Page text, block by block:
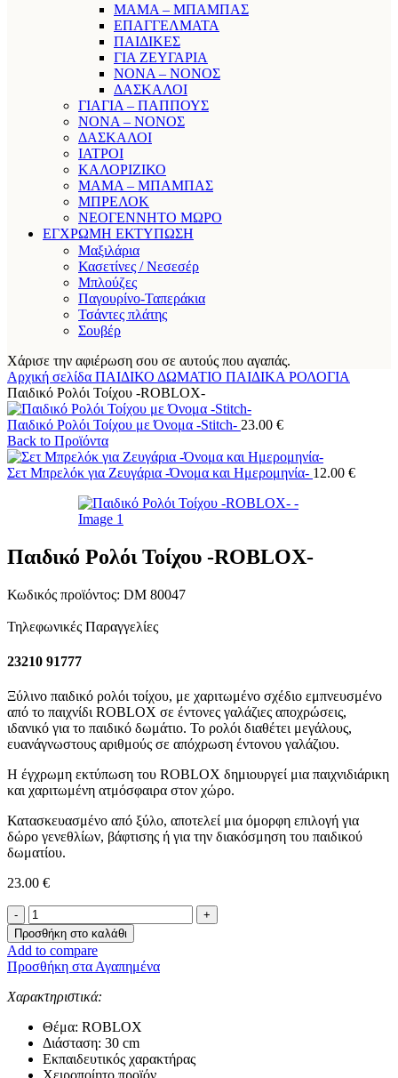
ΜΑΜΑ – ΜΠΑΜΠΑΣ
ΕΠΑΓΓΕΛΜΑΤΑ
ΠΑΙΔΙΚΕΣ
ΓΙΑ ΖΕΥΓΑΡΙΑ
ΝΟΝΑ – ΝΟΝΟΣ
ΔΑΣΚΑΛΟΙ
ΓΙΑΓΙΑ – ΠΑΠΠΟΥΣ
ΝΟΝΑ – ΝΟΝΟΣ
ΔΑΣΚΑΛΟΙ
ΙΑΤΡΟΙ
ΚΑΛΟΡΙΖΙΚΟ
ΜΑΜΑ – ΜΠΑΜΠΑΣ
ΜΠΡΕΛΟΚ
ΝΕΟΓΕΝΝΗΤΟ ΜΩΡΟ
ΕΓΧΡΩΜΗ ΕΚΤΥΠΩΣΗ
Μαξιλάρια
Κασετίνες / Νεσεσέρ
Μπλούζες
Παγουρίνο-Ταπεράκια
Τσάντες πλάτης
Σουβέρ
Χάρισε την αφιέρωση σου σε αυτούς που αγαπάς.
Αρχική σελίδα ΠΑΙΔΙΚΟ ΔΩΜΑΤΙΟ ΠΑΙΔΙΚΑ ΡΟΛΟΓΙΑ
Παιδικό Ρολόι Τοίχου -ROBLOX-
Παιδικό Ρολόι Τοίχου με Όνομα -Stitch- 23.00 €
Back to Προϊόντα
Σετ Μπρελόκ για Ζευγάρια -Όνομα και Ημερομηνία- 12.00 €
Παιδικό Ρολόι Τοίχου -ROBLOX-
Κωδικός προϊόντος: DM 80047
Τηλεφωνικές Παραγγελίες
23210 91777
Ξύλινο παιδικό ρολόι τοίχου, με χαριτωμένο σχέδιο εμπνευσμένο
από το παιχνίδι ROBLOX σε έντονες γαλάζιες αποχρώσεις,
ιδανικό για το παιδικό δωμάτιο. Το ρολόι διαθέτει μεγάλους,
ευανάγνωστους αριθμούς σε απόχρωση έντονου γαλάζιου.
Η έγχρωμη εκτύπωση του ROBLOX δημιουργεί μια παιχνιδιάρικη
και χαριτωμένη ατμόσφαιρα στον χώρο.
Κατασκευασμένο από ξύλο, αποτελεί μια όμορφη επιλογή για
δώρο γενεθλίων, βάφτισης ή για την διακόσμηση του παιδικού
δωματίου.
23.00 €
Παιδικό
Ρολόι
Τοίχου
-
ROBLOX-
ποσότητα
Προσθήκη στο καλάθι
Add to compare
Προσθήκη στα Αγαπημένα
Χαρακτηριστικά:
Θέμα: ROBLOX
Διάσταση: 30 cm
Εκπαιδευτικός χαρακτήρας